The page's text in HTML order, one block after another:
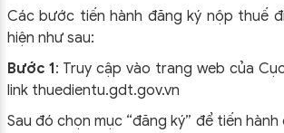
Các bước tiến hành đăng ký nộp thuế
hiện như sau:
Bước 1: Truy cập vào trang web của
link thuedientu.gdt.gov.vn
Sau đó chọn mục “đăng ký” để tiến